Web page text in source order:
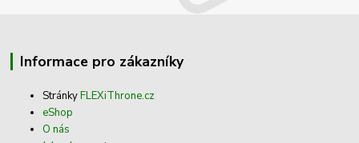
Informace pro zákazníky
StránkyFLEXiThrone.cz
eShop
O nás